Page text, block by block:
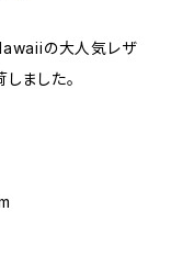
の大人気レザ
ました。